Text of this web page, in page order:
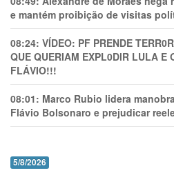
e mantém proibição de visitas
08:24: VÍDEO: PF PRENDE
QUE QUERIAM EXPL0DlR LULA E
FLÁVIO!!!
08:01: Marco Rubio lidera
Flávio Bolsonaro e prejudicar
5/8/2026